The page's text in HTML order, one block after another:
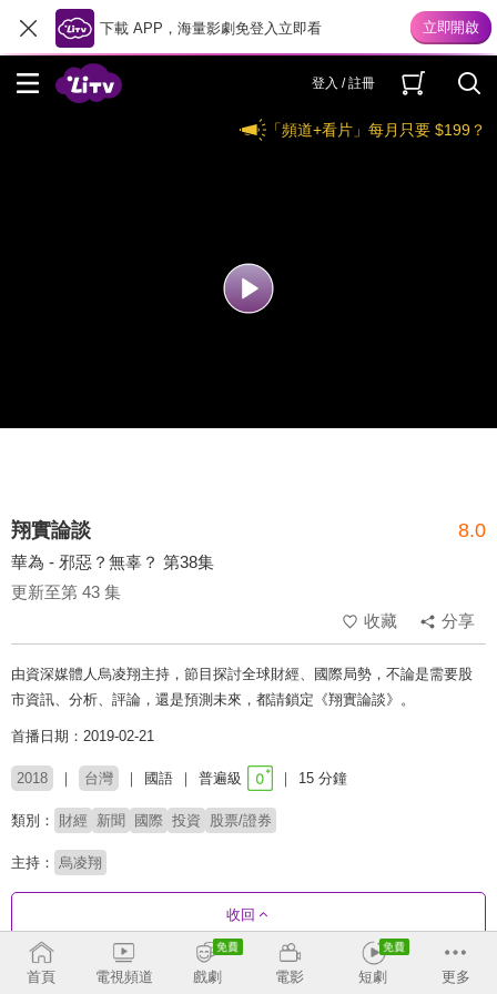
下載 APP，海量影劇免登入立即看
登入 / 註冊
「頻道+看片」每月只要 $199？
翔實論談 8.0
華為 - 邪惡？無辜？ 第38集
更新至第 43 集
收藏
分享
由資深媒體人烏凌翔主持，節目探討全球財經、國際局勢，不論是需要股
市資訊、分析、評論，還是預測未來，都請鎖定《翔實論談》。
首播日期：2019-02-21
2018 台灣 國語 普遍級 15 分鐘
類別： 財經 新聞 國際 投資 股票/證券
主持： 烏凌翔
收回
劇集列表 反序
首頁 電視頻道 戲劇 電影 短劇 更多